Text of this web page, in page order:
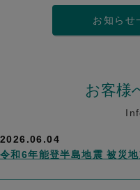
お知らせ
お客様
2026.06.04
令和6年能登半島地震 被災